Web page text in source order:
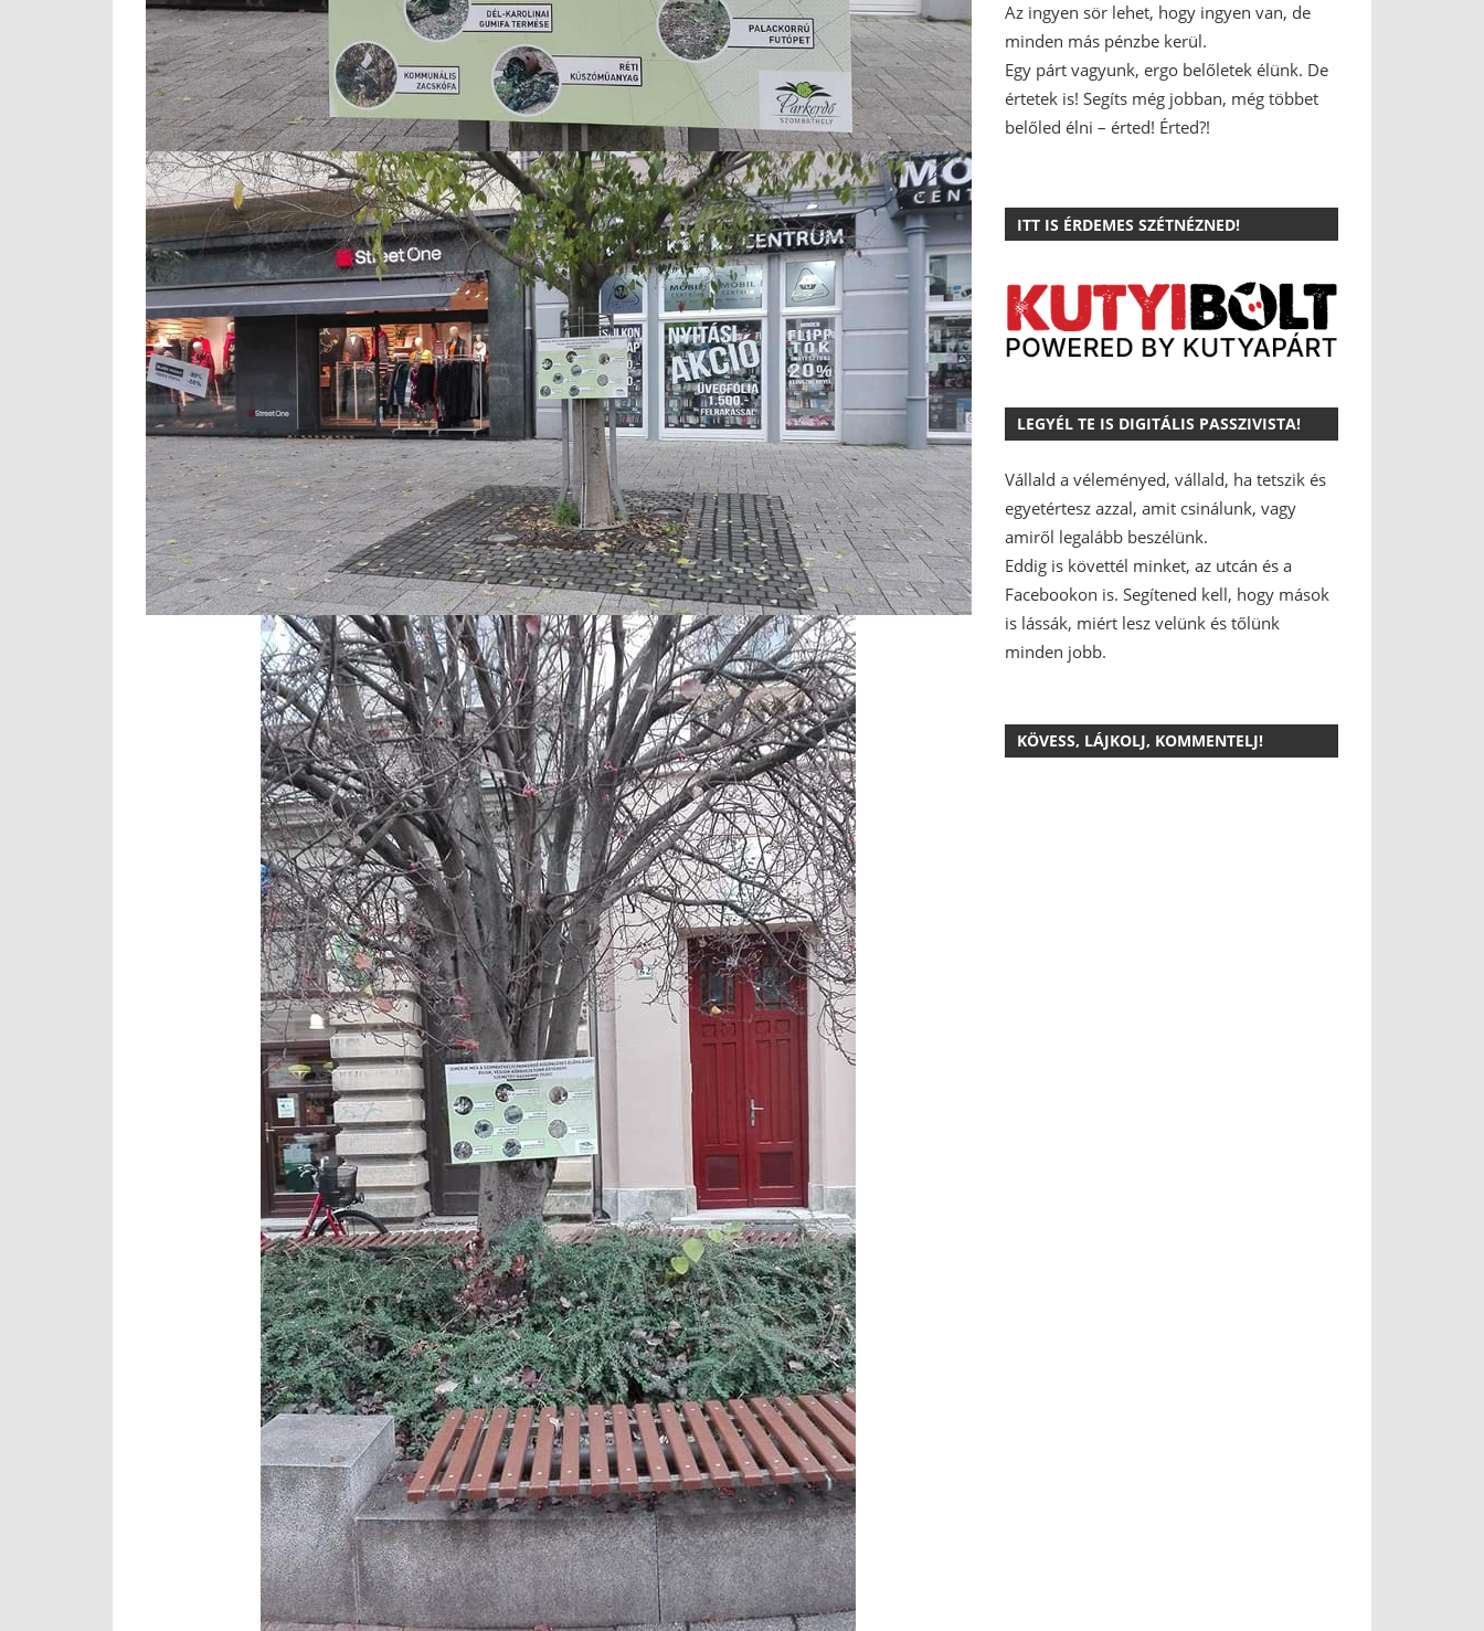
Az ingyen sör lehet, hogy ingyen van, de
minden más pénzbe kerül.
Egy párt vagyunk, ergo belőletek élünk. De
értetek is! Segíts még jobban, még többet
belőled élni – érted! Érted?!
ITT IS ÉRDEMES SZÉTNÉZNED!
LEGYÉL TE IS DIGITÁLIS PASSZIVISTA!
Vállald a véleményed, vállald, ha tetszik és
egyetértesz azzal, amit csinálunk, vagy
amiről legalább beszélünk.
Eddig is követtél minket, az utcán és a
Facebookon is. Segítened kell, hogy mások
is lássák, miért lesz velünk és tőlünk
minden jobb.
KÖVESS, LÁJKOLJ, KOMMENTELJ!